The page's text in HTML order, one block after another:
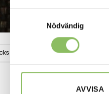
Nödvändig
AVVISA
are currently closed.